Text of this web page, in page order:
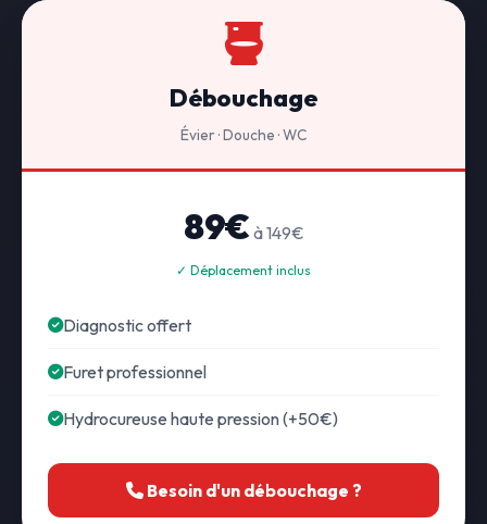
Débouchage
Évier · Douche · WC
89€ à 149€
✓ Déplacement inclus
Diagnostic offert
Furet professionnel
Hydrocureuse haute pression (+50€)
Besoin d'un débouchage ?